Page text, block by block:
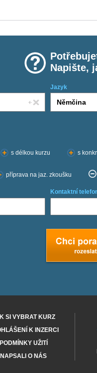
Napište,
Jazyk
s délkou kurzu s
příprava na jaz. zkoušku
Kontaktní
SI VYBRAT KURZ
K INZERCI
PODMÍNKY UŽITÍ
NAPSALI O NÁS